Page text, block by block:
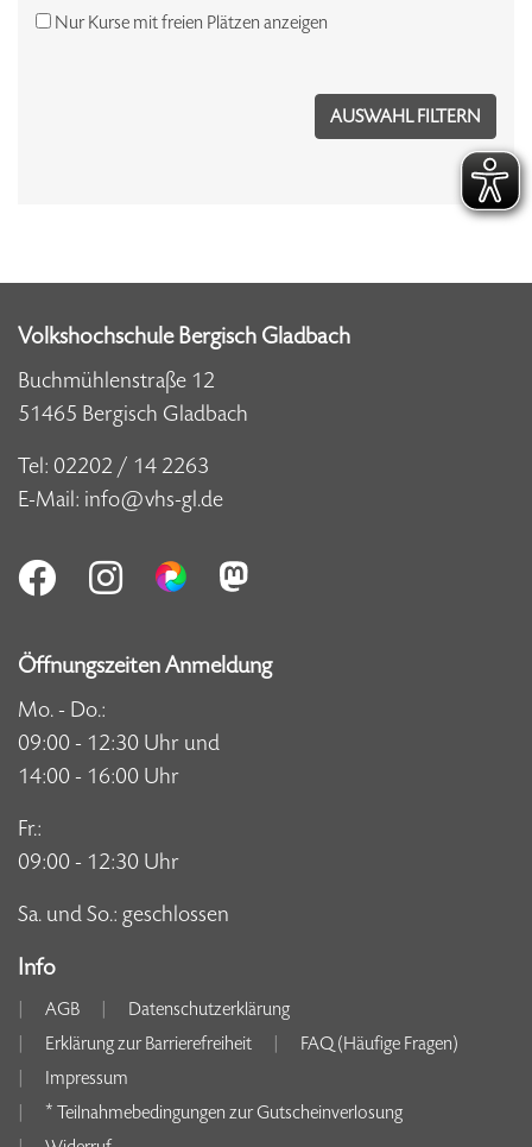
Nur Kurse mit freien Plätzen anzeigen
Volkshochschule Bergisch Gladbach
Buchmühlenstraße 12
51465 Bergisch Gladbach
Tel: 02202 / 14 2263
E-Mail: info@vhs-gl.de
Öffnungszeiten Anmeldung
Mo. - Do.:
09:00 - 12:30 Uhr und
14:00 - 16:00 Uhr
Fr.:
09:00 - 12:30 Uhr
Sa. und So.: geschlossen
Info
AGB
Datenschutzerklärung
Erklärung zur Barrierefreiheit
FAQ (Häufige Fragen)
Impressum
* Teilnahmebedingungen zur Gutscheinverlosung